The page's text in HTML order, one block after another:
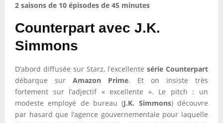
2 saisons de 10 épisodes de 45 minutes
Counterpart avec J.K.
Simmons
D’abord diffusée sur Starz, l’excellente série Counterpart
débarque sur Amazon Prime. Et on insiste très
fortement sur l’adjectif « excellente ». Le pitch : un
modeste employé de bureau (J.K. Simmons) découvre
par hasard que l’agence gouvernementale pour laquelle